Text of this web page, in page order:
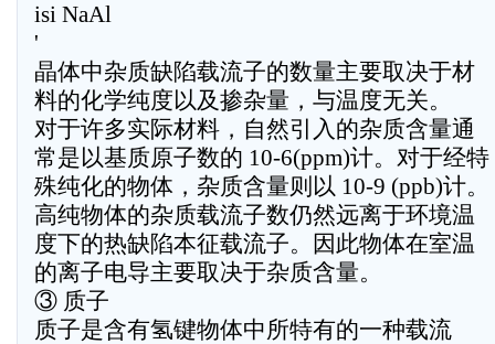
isi NaAl
'
晶体中杂质缺陷载流子的数量主要取决于材
料的化学纯度以及掺杂量，与温度无关。
对于许多实际材料，自然引入的杂质含量通
常是以基质原子数的 10-6(ppm)计。对于经特
殊纯化的物体，杂质含量则以 10-9 (ppb)计。
高纯物体的杂质载流子数仍然远离于环境温
度下的热缺陷本征载流子。因此物体在室温
的离子电导主要取决于杂质含量。
③ 质子
质子是含有氢键物体中所特有的一种载流